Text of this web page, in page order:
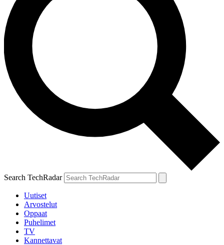
Search TechRadar
Uutiset
Arvostelut
Oppaat
Puhelimet
TV
Kannettavat